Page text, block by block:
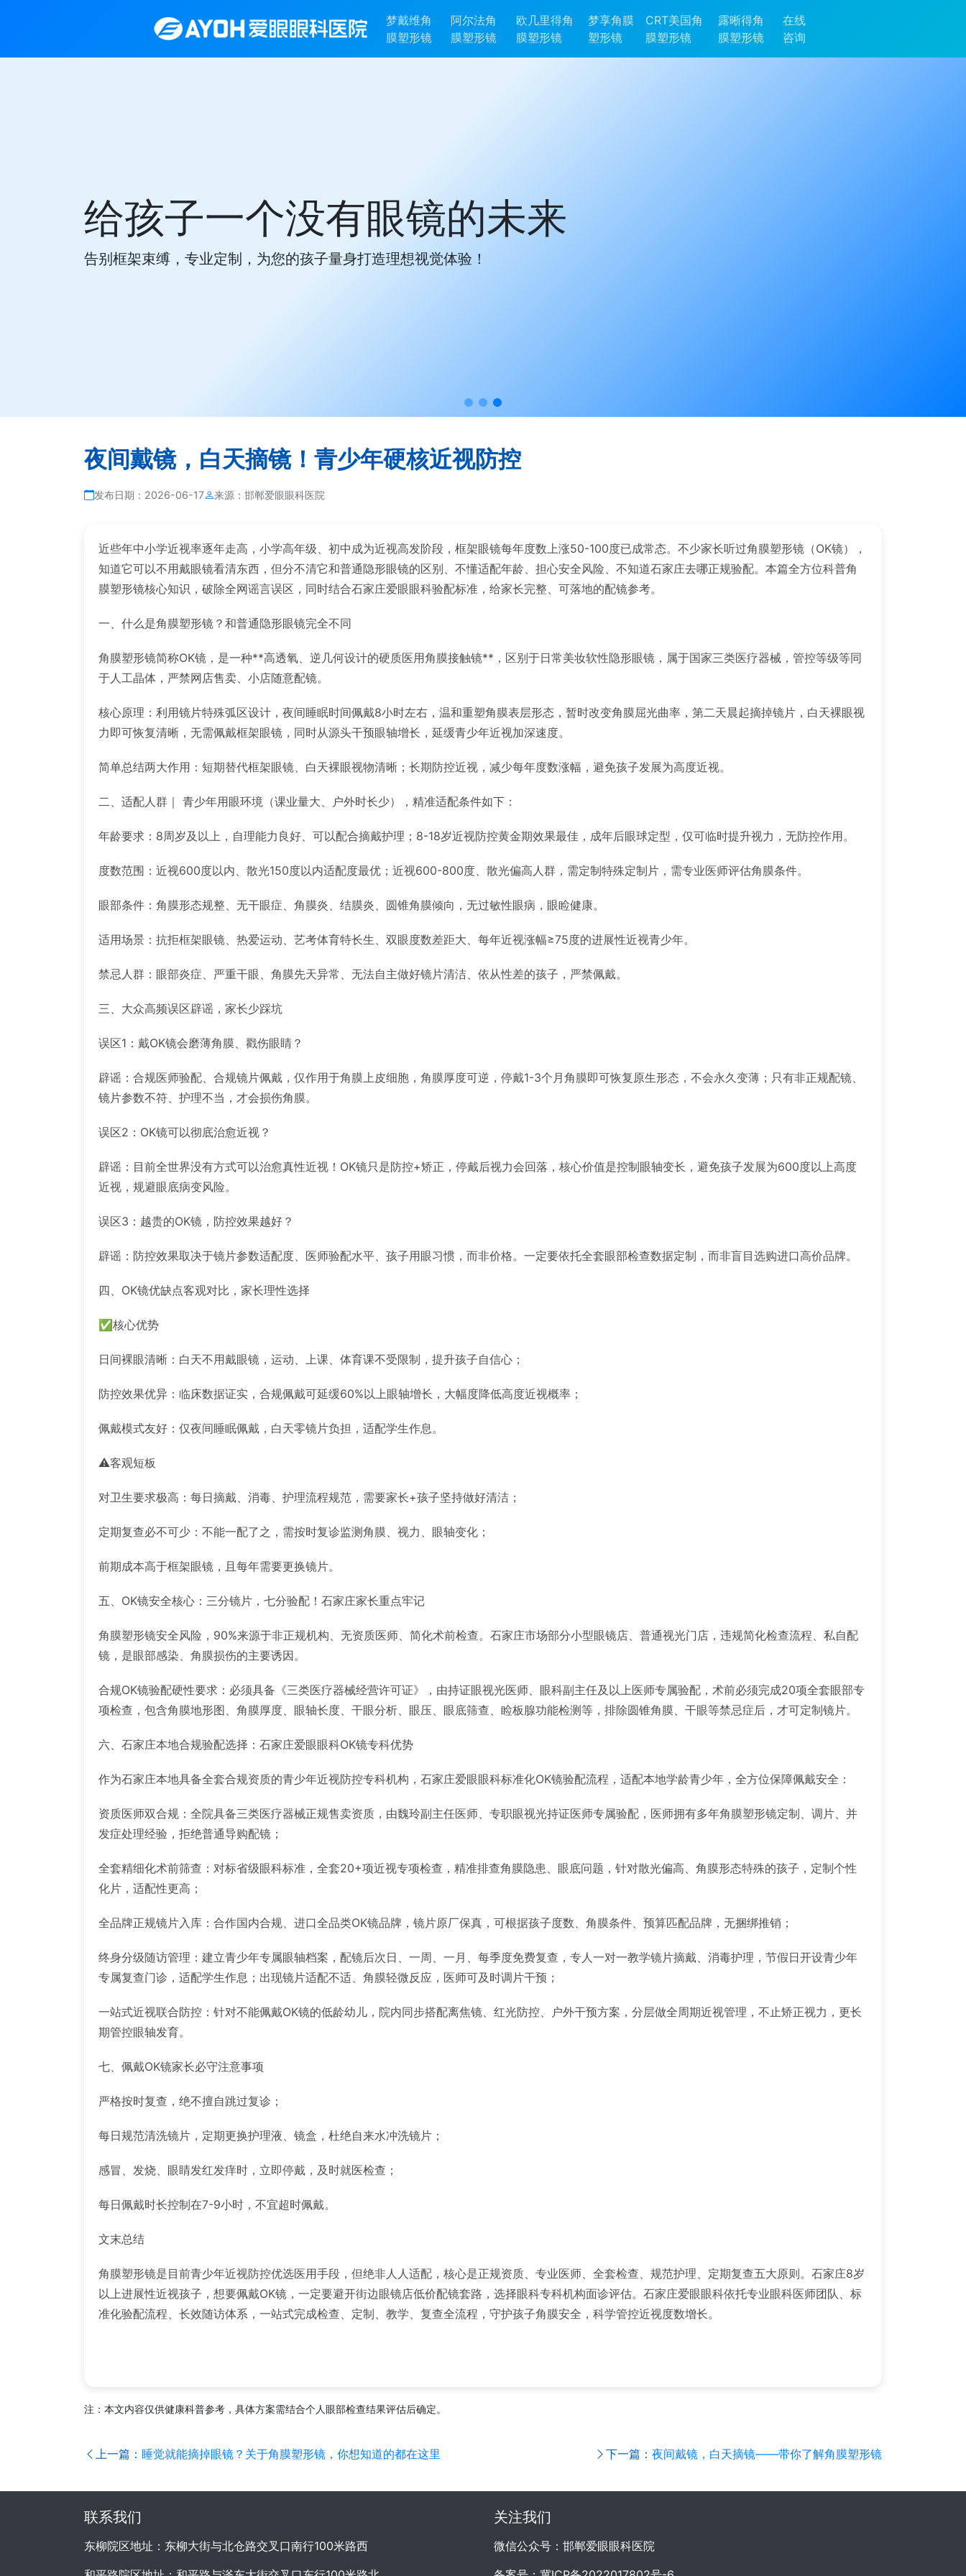
梦戴维角
膜塑形镜
阿尔法角
膜塑形镜
欧几里得角
膜塑形镜
梦享角膜
塑形镜
CRT美国角
膜塑形镜
露晰得角
膜塑形镜
在线
咨询
夜间佩戴，白天清晰视界
睡觉戴，起床摘，白天不用戴眼镜！
夜间戴镜，白天摘镜！青少年硬核近视防控
发布日期： 2026-06-17 来源： 邯郸爱眼眼科医院
近些年中小学近视率逐年走高，小学高年级、初中成为近视高发阶段，框架眼镜每年度数上涨50-100度已成常态。不少家长听过角膜塑形镜（OK镜），
知道它可以不用戴眼镜看清东西，但分不清它和普通隐形眼镜的区别、不懂适配年龄、担心安全风险、不知道石家庄去哪正规验配。本篇全方位科普角
膜塑形镜核心知识，破除全网谣言误区，同时结合石家庄爱眼眼科验配标准，给家长完整、可落地的配镜参考。
一、什么是角膜塑形镜？和普通隐形眼镜完全不同
角膜塑形镜简称OK镜，是一种**高透氧、逆几何设计的硬质医用角膜接触镜**，区别于日常美妆软性隐形眼镜，属于国家三类医疗器械，管控等级等同
于人工晶体，严禁网店售卖、小店随意配镜。
核心原理：利用镜片特殊弧区设计，夜间睡眠时间佩戴8小时左右，温和重塑角膜表层形态，暂时改变角膜屈光曲率，第二天晨起摘掉镜片，白天裸眼视
力即可恢复清晰，无需佩戴框架眼镜，同时从源头干预眼轴增长，延缓青少年近视加深速度。
简单总结两大作用：短期替代框架眼镜、白天裸眼视物清晰；长期防控近视，减少每年度数涨幅，避免孩子发展为高度近视。
二、适配人群｜ 青少年用眼环境（课业量大、户外时长少），精准适配条件如下：
年龄要求：8周岁及以上，自理能力良好、可以配合摘戴护理；8-18岁近视防控黄金期效果最佳，成年后眼球定型，仅可临时提升视力，无防控作用。
度数范围：近视600度以内、散光150度以内适配度最优；近视600-800度、散光偏高人群，需定制特殊定制片，需专业医师评估角膜条件。
眼部条件：角膜形态规整、无干眼症、角膜炎、结膜炎、圆锥角膜倾向，无过敏性眼病，眼睑健康。
适用场景：抗拒框架眼镜、热爱运动、艺考体育特长生、双眼度数差距大、每年近视涨幅≥75度的进展性近视青少年。
禁忌人群：眼部炎症、严重干眼、角膜先天异常、无法自主做好镜片清洁、依从性差的孩子，严禁佩戴。
三、大众高频误区辟谣，家长少踩坑
误区1：戴OK镜会磨薄角膜、戳伤眼睛？
辟谣：合规医师验配、合规镜片佩戴，仅作用于角膜上皮细胞，角膜厚度可逆，停戴1-3个月角膜即可恢复原生形态，不会永久变薄；只有非正规配镜、
镜片参数不符、护理不当，才会损伤角膜。
误区2：OK镜可以彻底治愈近视？
辟谣：目前全世界没有方式可以治愈真性近视！OK镜只是防控+矫正，停戴后视力会回落，核心价值是控制眼轴变长，避免孩子发展为600度以上高度
近视，规避眼底病变风险。
误区3：越贵的OK镜，防控效果越好？
辟谣：防控效果取决于镜片参数适配度、医师验配水平、孩子用眼习惯，而非价格。一定要依托全套眼部检查数据定制，而非盲目选购进口高价品牌。
四、OK镜优缺点客观对比，家长理性选择
✅核心优势
日间裸眼清晰：白天不用戴眼镜，运动、上课、体育课不受限制，提升孩子自信心；
防控效果优异：临床数据证实，合规佩戴可延缓60%以上眼轴增长，大幅度降低高度近视概率；
佩戴模式友好：仅夜间睡眠佩戴，白天零镜片负担，适配学生作息。
⚠️客观短板
对卫生要求极高：每日摘戴、消毒、护理流程规范，需要家长+孩子坚持做好清洁；
定期复查必不可少：不能一配了之，需按时复诊监测角膜、视力、眼轴变化；
前期成本高于框架眼镜，且每年需要更换镜片。
五、OK镜安全核心：三分镜片，七分验配！石家庄家长重点牢记
角膜塑形镜安全风险，90%来源于非正规机构、无资质医师、简化术前检查。石家庄市场部分小型眼镜店、普通视光门店，违规简化检查流程、私自配
镜，是眼部感染、角膜损伤的主要诱因。
合规OK镜验配硬性要求：必须具备《三类医疗器械经营许可证》，由持证眼视光医师、眼科副主任及以上医师专属验配，术前必须完成20项全套眼部专
项检查，包含角膜地形图、角膜厚度、眼轴长度、干眼分析、眼压、眼底筛查、睑板腺功能检测等，排除圆锥角膜、干眼等禁忌症后，才可定制镜片。
六、石家庄本地合规验配选择：石家庄爱眼眼科OK镜专科优势
作为石家庄本地具备全套合规资质的青少年近视防控专科机构，石家庄爱眼眼科标准化OK镜验配流程，适配本地学龄青少年，全方位保障佩戴安全：
资质医师双合规：全院具备三类医疗器械正规售卖资质，由魏玲副主任医师、专职眼视光持证医师专属验配，医师拥有多年角膜塑形镜定制、调片、并
发症处理经验，拒绝普通导购配镜；
全套精细化术前筛查：对标省级眼科标准，全套20+项近视专项检查，精准排查角膜隐患、眼底问题，针对散光偏高、角膜形态特殊的孩子，定制个性
化片，适配性更高；
全品牌正规镜片入库：合作国内合规、进口全品类OK镜品牌，镜片原厂保真，可根据孩子度数、角膜条件、预算匹配品牌，无捆绑推销；
终身分级随访管理：建立青少年专属眼轴档案，配镜后次日、一周、一月、每季度免费复查，专人一对一教学镜片摘戴、消毒护理，节假日开设青少年
专属复查门诊，适配学生作息；出现镜片适配不适、角膜轻微反应，医师可及时调片干预；
一站式近视联合防控：针对不能佩戴OK镜的低龄幼儿，院内同步搭配离焦镜、红光防控、户外干预方案，分层做全周期近视管理，不止矫正视力，更长
期管控眼轴发育。
七、佩戴OK镜家长必守注意事项
严格按时复查，绝不擅自跳过复诊；
每日规范清洗镜片，定期更换护理液、镜盒，杜绝自来水冲洗镜片；
感冒、发烧、眼睛发红发痒时，立即停戴，及时就医检查；
每日佩戴时长控制在7-9小时，不宜超时佩戴。
文末总结
角膜塑形镜是目前青少年近视防控优选医用手段，但绝非人人适配，核心是正规资质、专业医师、全套检查、规范护理、定期复查五大原则。石家庄8岁
以上进展性近视孩子，想要佩戴OK镜，一定要避开街边眼镜店低价配镜套路，选择眼科专科机构面诊评估。石家庄爱眼眼科依托专业眼科医师团队、标
准化验配流程、长效随访体系，一站式完成检查、定制、教学、复查全流程，守护孩子角膜安全，科学管控近视度数增长。
注：本文内容仅供健康科普参考，具体方案需结合个人眼部检查结果评估后确定。
上一篇： 睡觉就能摘掉眼镜？关于角膜塑形镜，你想知道的都在这里 下一篇： 夜间戴镜，白天摘镜——带你了解角膜塑形镜
联系我们
东柳院区地址：东柳大街与北仓路交叉口南行100米路西
关注我们
微信公众号：邯郸爱眼眼科医院